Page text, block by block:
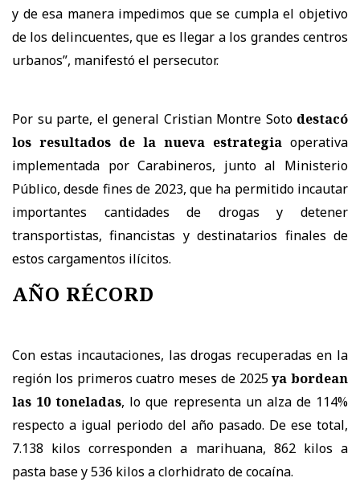
y de esa manera impedimos que se cumpla el objetivo
de los delincuentes, que es llegar a los grandes centros
urbanos”, manifestó el persecutor.
Por su parte, el general Cristian Montre Soto destacó
los resultados de la nueva estrategia operativa
implementada por Carabineros, junto al Ministerio
Público, desde fines de 2023, que ha permitido incautar
importantes cantidades de drogas y detener
transportistas, financistas y destinatarios finales de
estos cargamentos ilícitos.
AÑO RÉCORD
Con estas incautaciones, las drogas recuperadas en la
región los primeros cuatro meses de 2025ya bordean
las 10 toneladas, lo que representa un alza de 114%
respecto a igual periodo del año pasado. De ese total,
7.138 kilos corresponden a marihuana, 862 kilos a
pasta base y 536 kilos a clorhidrato de cocaína.